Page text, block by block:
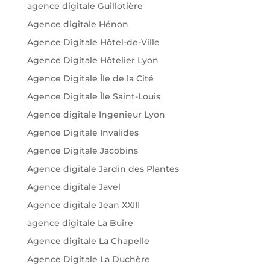
agence digitale Guillotière
Agence digitale Hénon
Agence Digitale Hôtel-de-Ville
Agence Digitale Hôtelier Lyon
Agence Digitale Île de la Cité
Agence Digitale Île Saint-Louis
Agence digitale Ingenieur Lyon
Agence Digitale Invalides
Agence Digitale Jacobins
Agence digitale Jardin des Plantes
Agence digitale Javel
Agence digitale Jean XXIII
agence digitale La Buire
Agence digitale La Chapelle
Agence Digitale La Duchère